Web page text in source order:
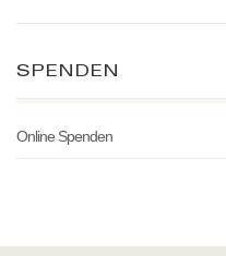
SPENDEN
Online Spenden